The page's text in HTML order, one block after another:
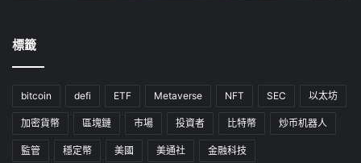
標籤
bitcoin defi ETF Metaverse NFT SEC 以太坊
加密貨幣 區塊鏈 市場 投資者 比特幣 炒币机器人
監管 穩定幣 美國 美通社 金融科技